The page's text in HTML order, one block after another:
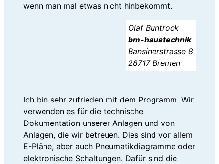
wenn man mal etwas nicht hinbekommt.
Olaf Buntrock
bm-haustechnik
Bansinerstrasse 8
28717 Bremen
Ich bin sehr zufrieden mit dem Programm. Wir
verwenden es für die technische
Dokumentation unserer Anlagen und von
Anlagen, die wir betreuen. Dies sind vor allem
E-Pläne, aber auch Pneumatikdiagramme oder
elektronische Schaltungen. Dafür sind die